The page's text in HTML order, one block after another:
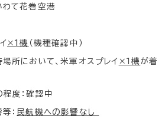
わて花巻空港
×1機 （機種確認中）
所において、米軍オスプレイ ×1機が着
度：確認中
： 民航機への影響なし